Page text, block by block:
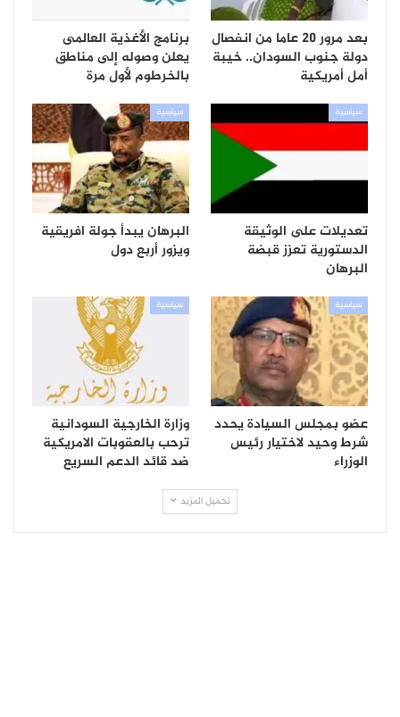
بعد مرور 20 عاما من انفصال
دولة جنوب السودان.. خيبة
أمل أمريكية
برنامج الأغذية العالمى
يعلن وصوله إلى مناطق
بالخرطوم لأول مرة
سياسية
تعديلات على الوثيقة
الدستورية تعزز قبضة
البرهان
سياسية
البرهان يبدأ جولة افريقية
ويزور أربع دول
سياسية
عضو بمجلس السيادة يحدد
شرط وحيد لاختيار رئيس
الوزراء
سياسية
وزارة الخارجية السودانية
ترحب بالعقوبات الامريكية
ضد قائد الدعم السريع
تحميل المزيد